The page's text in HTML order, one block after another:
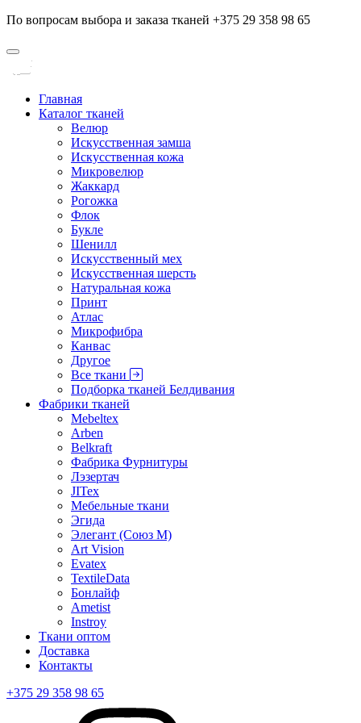
По вопросам выбора и заказа тканей +375 29 358 98 65
Главная
Каталог тканей
Велюр
Искусственная замша
Искусственная кожа
Микровелюр
Жаккард
Рогожка
Флок
Букле
Шенилл
Искусственный мех
Искусственная шерсть
Натуральная кожа
Принт
Атлас
Микрофибра
Канвас
Другое
Все ткани
Подборка тканей Белдивания
Фабрики тканей
Mebeltex
Arben
Belkraft
Фабрика Фурнитуры
Лэзертач
JITex
Мебельные ткани
Эгида
Элегант (Союз М)
Art Vision
Evatex
TextileData
Бонлайф
Ametist
Instroy
Ткани оптом
Доставка
Контакты
+375 29 358 98 65